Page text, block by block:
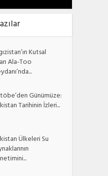
Kutsal
Ala-Too
Günümüze:
Tarihinin İzleri...
Ülkeleri Su